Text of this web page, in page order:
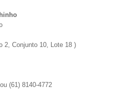
2, Conjunto 10, Lote 18 )
(61) 8140-4772